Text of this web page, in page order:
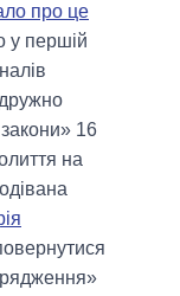
про це
у першій
16
на